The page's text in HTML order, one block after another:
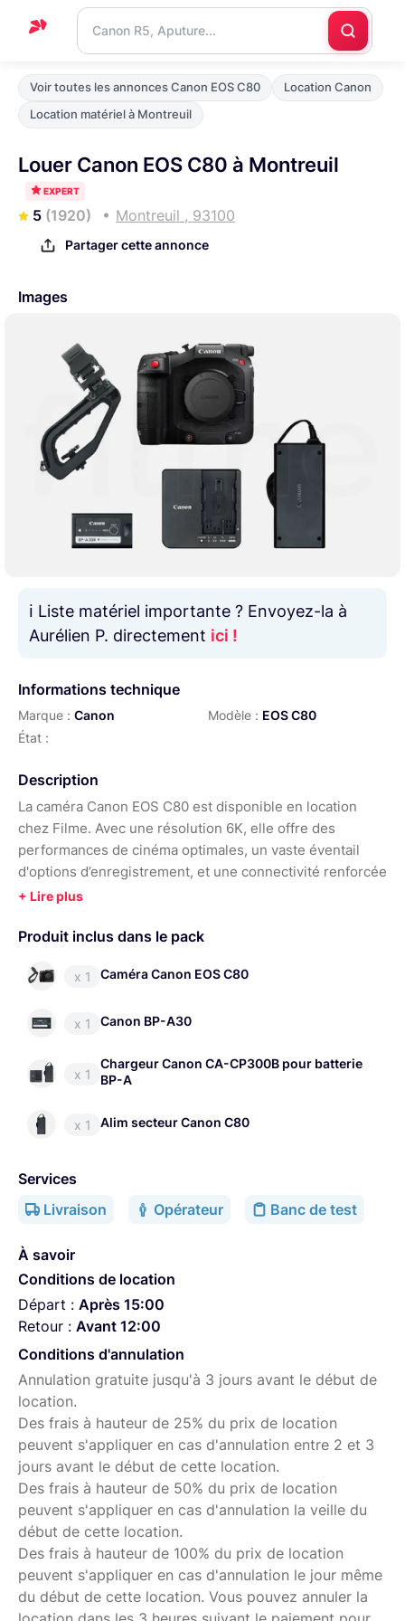
Accueil
Support
Nous
Voir toutes les annonces Canon EOS C80
Location Canon
Location matériel à Montreuil
Louer Canon EOS C80 à Montreuil
EXPERT
5 (1920) Montreuil , 93100
Partager cette annonce
Images
ℹ️ Liste matériel importante ? Envoyez-la à
Aurélien P. directement ici !
Informations technique
Marque : Canon Modèle : EOS C80
État :
Description
La caméra Canon EOS C80 est disponible en location
chez Filme. Avec une résolution 6K, elle offre des
performances de cinéma optimales, un vaste éventail
d'options d’enregistrement, et une connectivité renforcée
pour le streaming. Profitez d'un pack comprenant des
enregistrements de qualité professionnelle.
Accessoires complémentaires :
Canon RF 15-35mm F2.8L IS USM
RF 70-200mm F2.8L IS USM ,Canon RF 24-105mm
F2.8L IS USM Z
Packs apparentés :
Canon C80 – pack essentiel
pack reportage
Canon C80 – pack multicam
Produits alternatifs :
Canon C70,Canon C400
Besoin d'un accessoire spécifique?
Chez Filme, tous nos objectifs, filtres, packs caméras et
accessoires sont consultables dans notre boutique
Lightyshare.
Produit inclus dans le pack
x 1 Caméra Canon EOS C80
x 1 Canon BP-A30
x 1
Chargeur Canon CA-CP300B pour batterie
BP-A
x 1 Alim secteur Canon C80
Services
Livraison
Opérateur Banc de test
À savoir
Conditions de location
Départ : Après 15:00
Retour : Avant 12:00
Conditions d'annulation
Annulation gratuite jusqu'à 3 jours avant le début de
location.
Des frais à hauteur de 25% du prix de location
peuvent s'appliquer en cas d'annulation entre 2 et 3
jours avant le début de cette location.
Des frais à hauteur de 50% du prix de location
peuvent s'appliquer en cas d'annulation la veille du
début de cette location.
Des frais à hauteur de 100% du prix de location
peuvent s'appliquer en cas d'annulation le jour même
du début de cette location. Vous pouvez annuler la